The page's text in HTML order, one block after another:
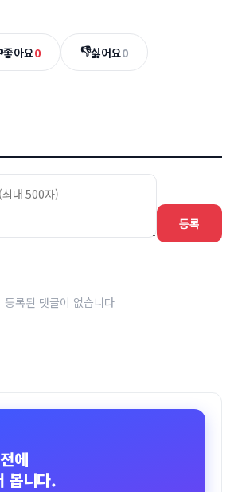
좋아요0 👎싫어요0
등록
등록된 댓글이 없습니다
에
봅니다.